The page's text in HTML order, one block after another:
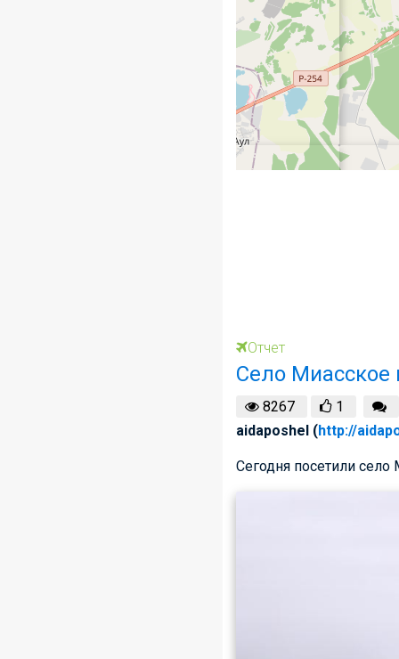
Отчет
Село
8267
1
aidaposhel (http://
Сегодня посетили село